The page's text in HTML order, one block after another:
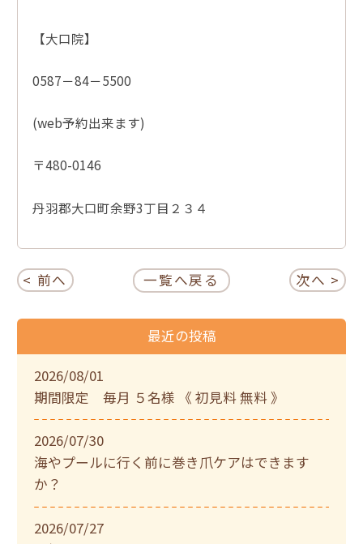
【大口院】
0587－84－5500
(web予約出来ます)
〒480-0146
丹羽郡大口町余野3丁目２３４
< 前へ 一覧へ戻る 次へ >
最近の投稿
2026/08/01
期間限定 毎月 ５名様 《 初見料 無料 》
2026/07/30
海やプールに行く前に巻き爪ケアはできます
か？
2026/07/27